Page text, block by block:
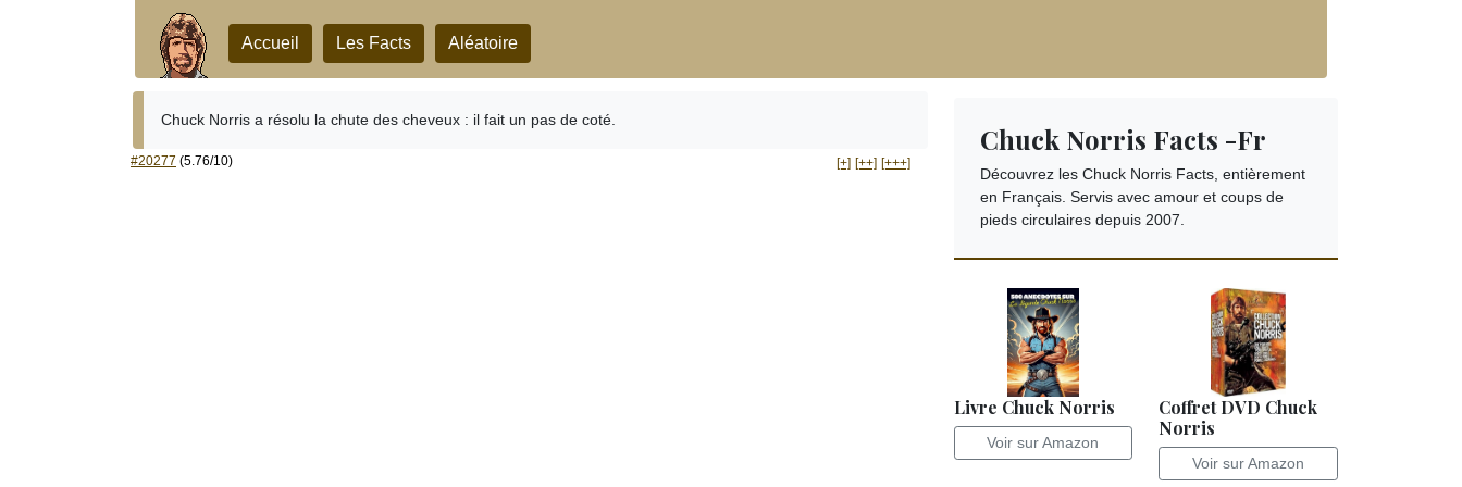
Accueil Les Facts Aléatoire
Chuck Norris a résolu la chute des cheveux : il fait un pas de coté.
#20277 (5.76/10) [+] [++] [+++]
Chuck Norris Facts -Fr
Découvrez les Chuck Norris Facts, entièrement
en Français. Servis avec amour et coups de
pieds circulaires depuis 2007.
Livre Chuck Norris
Voir sur Amazon
Coffret DVD Chuck
Norris
Voir sur Amazon